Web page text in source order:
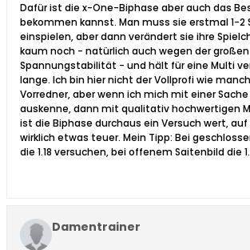
Dafür ist die x-One-Biphase aber auch das
bekommen kannst. Man muss sie erstmal 1-2
einspielen, aber dann verändert sie ihre
kaum noch - natürlich auch wegen der großen
Spannungstabilität - und hält für eine Multi
lange. Ich bin hier nicht der Vollprofi wie
Vorredner, aber wenn ich mich mit einer
auskenne, dann mit qualitativ hochwertigen
ist die Biphase durchaus ein Versuch wert, auf
wirklich etwas teuer. Mein Tipp: Bei
die 1.18 versuchen, bei offenem Saitenbild die
Damentrainer